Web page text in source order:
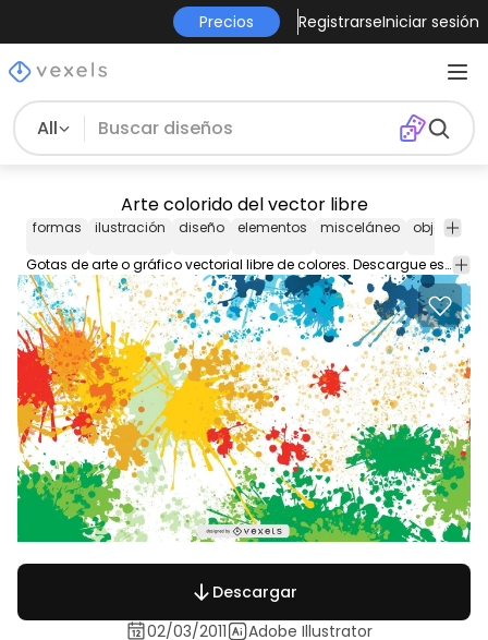
Precios RegistrarseIniciar sesión
All
Arte colorido del vector libre
formas ilustración diseño elementos misceláneo objetos
Gotas de arte o gráfico vectorial libre de colores. Descargue este gráfico vectorial gratuito aquí en www.vectoropenstock.com
Descargar
02/03/2011
Adobe Illustrator